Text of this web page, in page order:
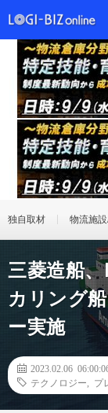
独自取材 物流施
三菱造船
カリング
ー実施
2023.02.06
テクノロジー
プ